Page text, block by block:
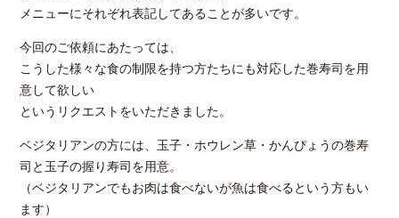
メニューにそれぞれ表記してあることが多いです。
今回のご依頼にあたっては、
こうした様々な食の制限を持つ方たちにも対応した巻寿司を用
意して欲しい
というリクエストをいただきました。
ベジタリアンの方には、玉子・ホウレン草・かんぴょうの巻寿
司と玉子の握り寿司を用意。
（ベジタリアンでもお肉は食べないが魚は食べるという方もい
ます）